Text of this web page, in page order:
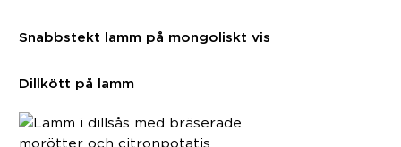
Snabbstekt lamm på mongoliskt vis
Dillkött på lamm